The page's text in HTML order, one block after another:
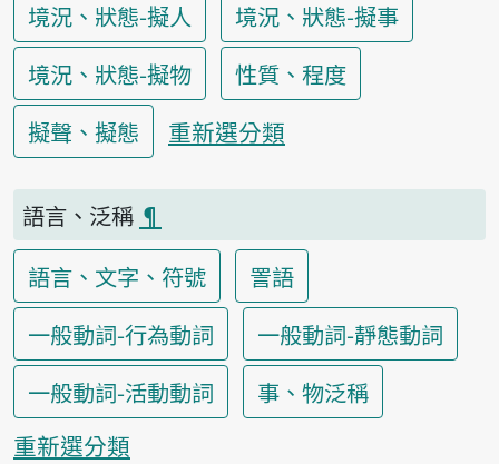
境況、狀態-擬人
境況、狀態-擬事
境況、狀態-擬物
性質、程度
擬聲、擬態
重新選分類
語言、泛稱 ¶
語言、文字、符號
詈語
一般動詞-行為動詞
一般動詞-靜態動詞
一般動詞-活動動詞
事、物泛稱
重新選分類